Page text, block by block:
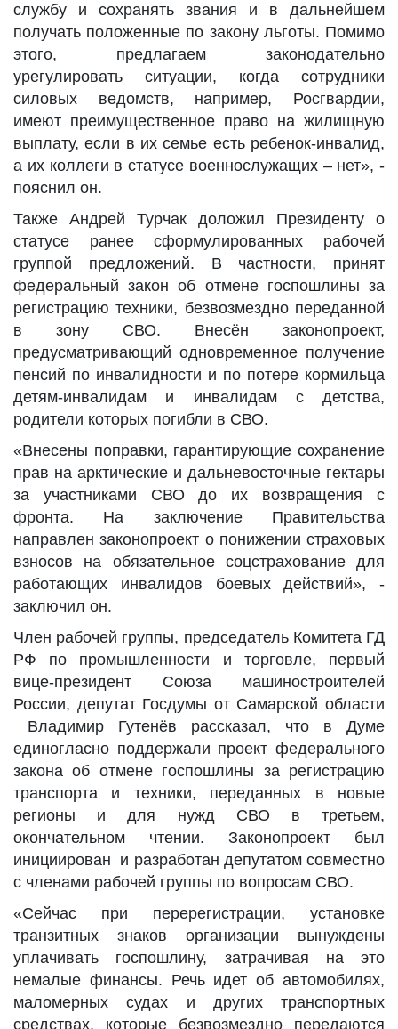
службу и сохранять звания и в дальнейшем
получать положенные по закону льготы. Помимо
этого, предлагаем законодательно
урегулировать ситуации, когда сотрудники
силовых ведомств, например, Росгвардии,
имеют преимущественное право на жилищную
выплату, если в их семье есть ребенок-инвалид,
а их коллеги в статусе военнослужащих – нет», -
пояснил он.
Также Андрей Турчак доложил Президенту о
статусе ранее сформулированных рабочей
группой предложений. В частности, принят
федеральный закон об отмене госпошлины за
регистрацию техники, безвозмездно переданной
в зону СВО. Внесён законопроект,
предусматривающий одновременное получение
пенсий по инвалидности и по потере кормильца
детям-инвалидам и инвалидам с детства,
родители которых погибли в СВО.
«Внесены поправки, гарантирующие сохранение
прав на арктические и дальневосточные гектары
за участниками СВО до их возвращения с
фронта. На заключение Правительства
направлен законопроект о понижении страховых
взносов на обязательное соцстрахование для
работающих инвалидов боевых действий», -
заключил он.
Член рабочей группы, председатель Комитета ГД
РФ по промышленности и торговле, первый
вице-президент Союза машиностроителей
России, депутат Госдумы от Самарской области
Владимир Гутенёв рассказал, что в Думе
единогласно поддержали проект федерального
закона об отмене госпошлины за регистрацию
транспорта и техники, переданных в новые
регионы и для нужд СВО в третьем,
окончательном чтении. Законопроект был
инициирован и разработан депутатом совместно
с членами рабочей группы по вопросам СВО.
«Сейчас при перерегистрации, установке
транзитных знаков организации вынуждены
уплачивать госпошлину, затрачивая на это
немалые финансы. Речь идет об автомобилях,
маломерных судах и других транспортных
средствах, которые безвозмездно передаются